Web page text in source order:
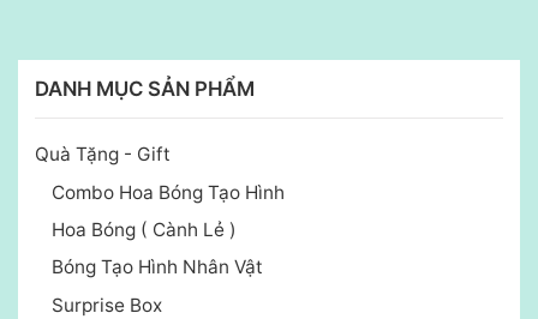
DANH MỤC SẢN PHẨM
Quà Tặng - Gift
Combo Hoa Bóng Tạo Hình
Hoa Bóng ( Cành Lẻ )
Bóng Tạo Hình Nhân Vật
Surprise Box